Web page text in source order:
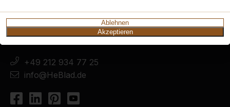
Ablehnen
Akzeptieren
Diekerstraße 97
42781 Haan
Deutschland
+49 212 934 77 25
info@HeBlad.de